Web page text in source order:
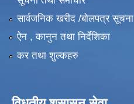
सार्वजनिक खरीद /बोलपत्र सूचना
ऐन , कानुन तथा निर्देशिका
कर तथा शुल्कहरु